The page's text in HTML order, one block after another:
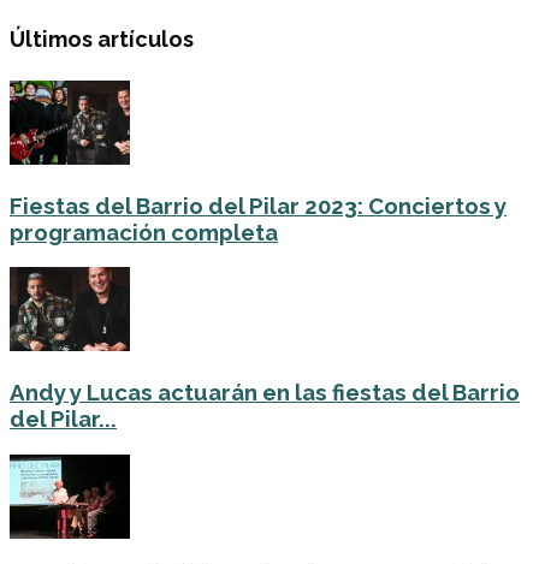
Últimos artículos
Fiestas del Barrio del Pilar 2023: Conciertos y
programación completa
Andy y Lucas actuarán en las fiestas del Barrio
del Pilar...